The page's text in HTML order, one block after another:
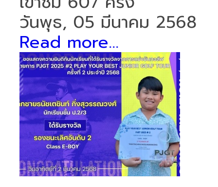
วันพุธ, 05 มีนาคม 2568
Read more...